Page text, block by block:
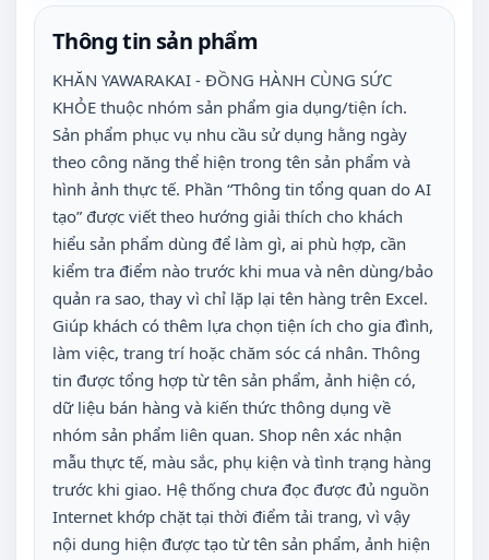
Thông tin sản phẩm
KHĂN YAWARAKAI - ĐỒNG HÀNH CÙNG SỨC
KHỎE thuộc nhóm sản phẩm gia dụng/tiện ích.
Sản phẩm phục vụ nhu cầu sử dụng hằng ngày
theo công năng thể hiện trong tên sản phẩm và
hình ảnh thực tế. Phần “Thông tin tổng quan do AI
tạo” được viết theo hướng giải thích cho khách
hiểu sản phẩm dùng để làm gì, ai phù hợp, cần
kiểm tra điểm nào trước khi mua và nên dùng/bảo
quản ra sao, thay vì chỉ lặp lại tên hàng trên Excel.
Giúp khách có thêm lựa chọn tiện ích cho gia đình,
làm việc, trang trí hoặc chăm sóc cá nhân. Thông
tin được tổng hợp từ tên sản phẩm, ảnh hiện có,
dữ liệu bán hàng và kiến thức thông dụng về
nhóm sản phẩm liên quan. Shop nên xác nhận
mẫu thực tế, màu sắc, phụ kiện và tình trạng hàng
trước khi giao. Hệ thống chưa đọc được đủ nguồn
Internet khớp chặt tại thời điểm tải trang, vì vậy
nội dung hiện được tạo từ tên sản phẩm, ảnh hiện